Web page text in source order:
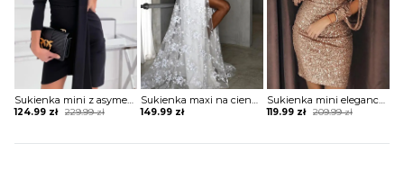
Sukienka mini z asymetrycznym długim rękawem
229.99zł
Original
124.99 zł
Current
Sukienka maxi na cienkich ramiączkach koronkowa
149.99 zł
Sukienka mini elegancka z rozcięciami na rękawach
209.99zł
Original
119.99 zł
Current